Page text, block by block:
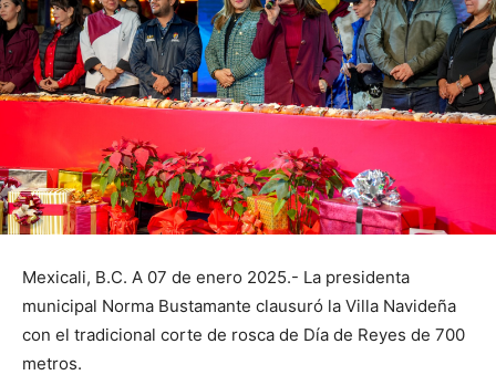
Mexicali, B.C. A 07 de enero 2025.- La presidenta
municipal Norma Bustamante clausuró la Villa Navideña
con el tradicional corte de rosca de Día de Reyes de 700
metros.